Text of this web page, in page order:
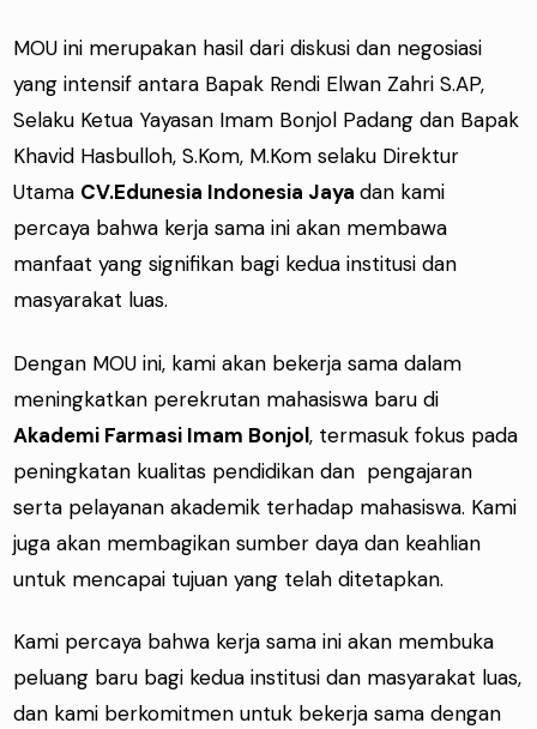
MOU ini merupakan hasil dari diskusi dan negosiasi
yang intensif antara Bapak Rendi Elwan Zahri S.AP,
Selaku Ketua Yayasan Imam Bonjol Padang dan Bapak
Khavid Hasbulloh, S.Kom, M.Kom selaku Direktur
Utama CV.Edunesia Indonesia Jayadan kami
percaya bahwa kerja sama ini akan membawa
manfaat yang signifikan bagi kedua institusi dan
masyarakat luas.
Dengan MOU ini, kami akan bekerja sama dalam
meningkatkan perekrutan mahasiswa baru di
Akademi Farmasi Imam Bonjol, termasuk fokus pada
peningkatan kualitas pendidikan dan pengajaran
serta pelayanan akademik terhadap mahasiswa. Kami
juga akan membagikan sumber daya dan keahlian
untuk mencapai tujuan yang telah ditetapkan.
Kami percaya bahwa kerja sama ini akan membuka
peluang baru bagi kedua institusi dan masyarakat luas,
dan kami berkomitmen untuk bekerja sama dengan